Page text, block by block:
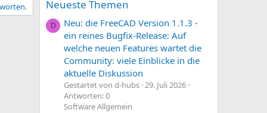
Neueste Themen
D
Neu: die FreeCAD Version 1.1.3 -
ein reines Bugfix-Release: Auf
welche neuen Features wartet die
Community: viele Einblicke in die
aktuelle Diskussion
Gestartet von d-hubs 29. Juli 2026
Antworten: 0
Software Allgemein